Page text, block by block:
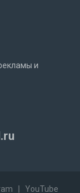
и
YouTube